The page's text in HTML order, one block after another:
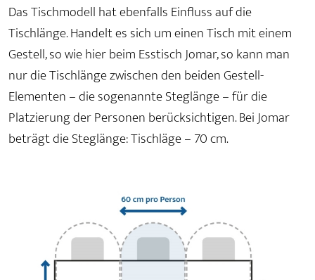
Das Tischmodell hat ebenfalls Einfluss auf die
Tischlänge. Handelt es sich um einen Tisch mit einem
Gestell, so wie hier beim Esstisch Jomar, so kann man
nur die Tischlänge zwischen den beiden Gestell-
Elementen – die sogenannte Steglänge – für die
Platzierung der Personen berücksichtigen. Bei Jomar
beträgt die Steglänge: Tischläge – 70 cm.